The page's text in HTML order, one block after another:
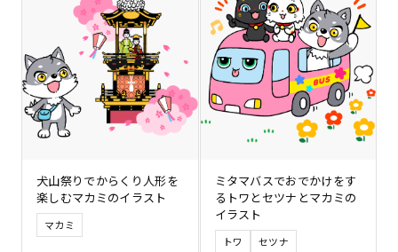
犬山祭りでからくり人形を
楽しむマカミのイラスト
マカミ
ミタマバスでおでかけをす
るトワとセツナとマカミの
イラスト
トワ セツナ